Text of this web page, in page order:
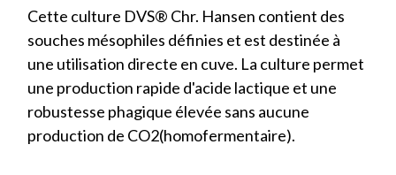
Cette culture DVS® Chr. Hansen contient des
souches mésophiles définies et est destinée à
une utilisation directe en cuve. La culture permet
une production rapide d'acide lactique et une
robustesse phagique élevée sans aucune
production de CO2(homofermentaire).